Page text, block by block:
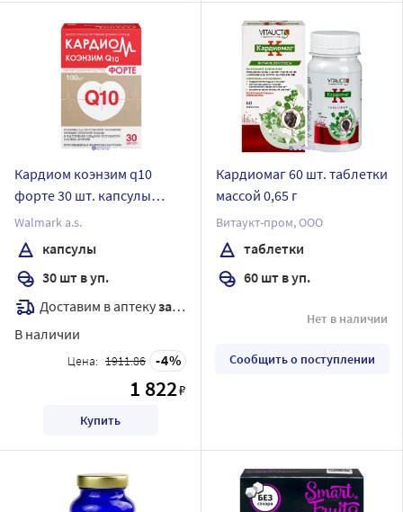
Кардиом коэнзим q10
форте 30 шт. капсулы
массой 650 мг
Walmark a.s.
капсулы
30 шт в уп.
Доставим в аптекузавтра
В наличии
Цена: 1911.86 4
1 822₽
Купить
Кардиомаг 60 шт. таблетки
массой 0,65 г
Витаукт-пром, ООО
таблетки
60 шт в уп.
Нет в наличии
Сообщить о поступлении